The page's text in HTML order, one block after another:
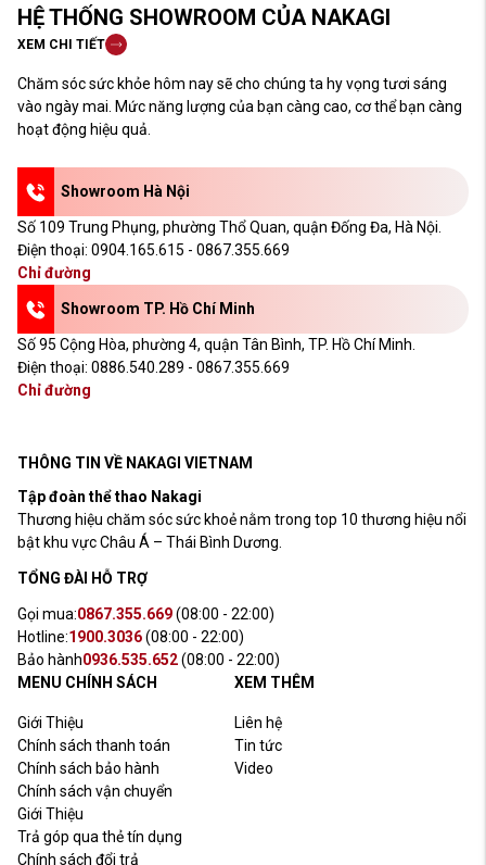
HỆ THỐNG SHOWROOM CỦA NAKAGI
XEM CHI TIẾT
Chăm sóc sức khỏe hôm nay sẽ cho chúng ta hy vọng tươi sáng
vào ngày mai. Mức năng lượng của bạn càng cao, cơ thể bạn càng
hoạt động hiệu quả.
Showroom Hà Nội
Số 109 Trung Phụng, phường Thổ Quan, quận Đống Đa, Hà Nội.
Điện thoại: 0904.165.615 - 0867.355.669
Chỉ đường
Showroom TP. Hồ Chí Minh
Số 95 Cộng Hòa, phường 4, quận Tân Bình, TP. Hồ Chí Minh.
Điện thoại: 0886.540.289 - 0867.355.669
Chỉ đường
THÔNG TIN VỀ NAKAGI VIETNAM
Tập đoàn thể thao Nakagi
Thương hiệu chăm sóc sức khoẻ nằm trong top 10 thương hiệu nổi
bật khu vực Châu Á – Thái Bình Dương.
TỔNG ĐÀI HỖ TRỢ
Gọi mua:0867.355.669(08:00 - 22:00)
Hotline:1900.3036(08:00 - 22:00)
Bảo hành0936.535.652(08:00 - 22:00)
MENU CHÍNH SÁCH
Giới Thiệu
Chính sách thanh toán
Chính sách bảo hành
Chính sách vận chuyển
Giới Thiệu
Trả góp qua thẻ tín dụng
Chính sách đổi trả
XEM THÊM
Liên hệ
Tin tức
Video